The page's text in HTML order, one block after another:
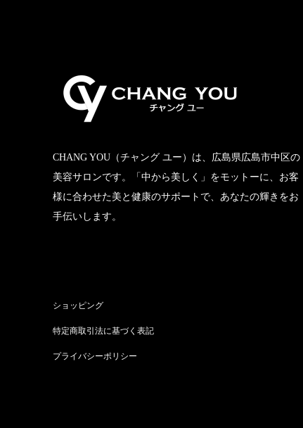
CHANG YOU（チャング ユー）は、広島県広島市中区の
美容サロンです。「中から美しく」をモットーに、お客
様に合わせた美と健康のサポートで、あなたの輝きをお
手伝いします。
ショッピング
特定商取引法に基づく表記
プライバシーポリシー